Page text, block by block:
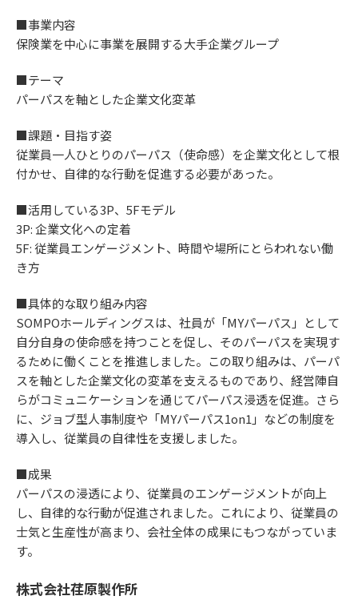
■事業内容
保険業を中心に事業を展開する大手企業グループ
■テーマ
パーパスを軸とした企業文化変革
■課題・目指す姿
従業員一人ひとりのパーパス（使命感）を企業文化として根
付かせ、自律的な行動を促進する必要があった。
■活用している3P、5Fモデル
3P: 企業文化への定着
5F: 従業員エンゲージメント、時間や場所にとらわれない働
き方
■具体的な取り組み内容
SOMPOホールディングスは、社員が「MYパーパス」として
自分自身の使命感を持つことを促し、そのパーパスを実現す
るために働くことを推進しました。この取り組みは、パーパ
スを軸とした企業文化の変革を支えるものであり、経営陣自
らがコミュニケーションを通じてパーパス浸透を促進。さら
に、ジョブ型人事制度や「MYパーパス1on1」などの制度を
導入し、従業員の自律性を支援しました。
■成果
パーパスの浸透により、従業員のエンゲージメントが向上
し、自律的な行動が促進されました。これにより、従業員の
士気と生産性が高まり、会社全体の成果にもつながっていま
す。
株式会社荏原製作所